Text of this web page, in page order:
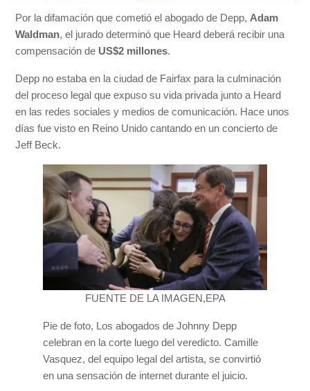
Por la difamación que cometió el abogado de Depp, Adam
Waldman, el jurado determinó que Heard deberá recibir una
compensación de US$2 millones.
Depp no estaba en la ciudad de Fairfax para la culminación
del proceso legal que expuso su vida privada junto a Heard
en las redes sociales y medios de comunicación. Hace unos
días fue visto en Reino Unido cantando en un concierto de
Jeff Beck.
FUENTE DE LA IMAGEN,EPA
Pie de foto, Los abogados de Johnny Depp
celebran en la corte luego del veredicto. Camille
Vasquez, del equipo legal del artista, se convirtió
en una sensación de internet durante el juicio.